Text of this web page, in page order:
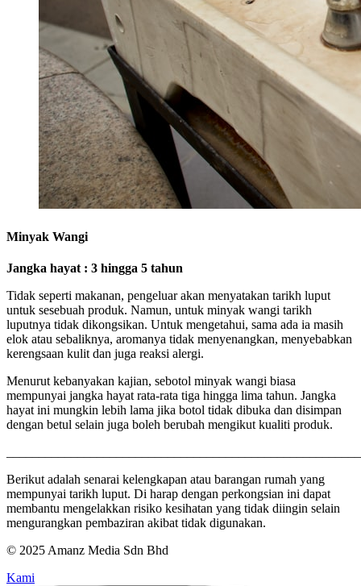
Minyak Wangi
Jangka hayat : 3 hingga 5 tahun
Tidak seperti makanan, pengeluar akan menyatakan tarikh luput
untuk sesebuah produk. Namun, untuk minyak wangi tarikh
luputnya tidak dikongsikan. Untuk mengetahui, sama ada ia masih
elok atau sebaliknya, aromanya tidak menyenangkan, menyebabkan
kerengsaan kulit dan juga reaksi alergi.
Menurut kebanyakan kajian, sebotol minyak wangi biasa
mempunyai jangka hayat rata-rata tiga hingga lima tahun. Jangka
hayat ini mungkin lebih lama jika botol tidak dibuka dan disimpan
dengan betul selain juga boleh berubah mengikut kualiti produk.
Berikut adalah senarai kelengkapan atau barangan rumah yang
mempunyai tarikh luput. Di harap dengan perkongsian ini dapat
membantu mengelakkan risiko kesihatan yang tidak diingin selain
mengurangkan pembaziran akibat tidak digunakan.
© 2025 Amanz Media Sdn Bhd
Kami